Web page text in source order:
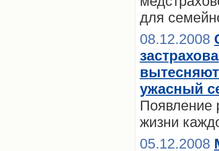
для
08.12.2008
ужасный
Появление
жизни
05.12.2008